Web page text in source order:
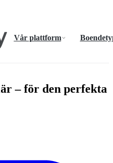
Vår plattform
– för den perfekta